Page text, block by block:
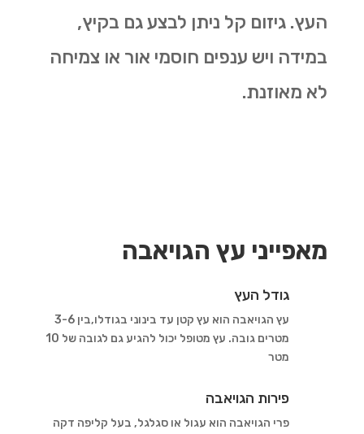
העץ. גיזום קל ניתן לבצע גם בקיץ,
במידה ויש ענפים חוסמי אור או צמיחה
לא מאוזנת.
מאפייני עץ הגויאבה
גודל העץ
עץ הגויאבה הוא עץ קטן עד בינוני בגודלו,בין 3-6
מטרים גובה. עץ מטופל יכול להגיע גם לגובה של 10
מטר
פירות הגויאבה
פרי הגויאבה הוא עגול או סגלגל, בעל קליפה דקה